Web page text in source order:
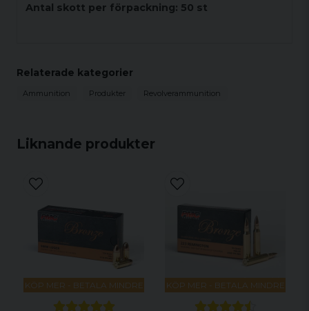
Liknande produkter
KÖP MER - BETALA MINDRE KÖP MER - BETALA MINDRE
Antal skott per förpackning: 50 st
Relaterade kategorier
Ammunition Produkter Revolverammunition